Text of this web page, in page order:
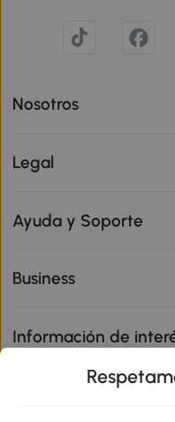
Nosotros
Legal
Ayuda y Soporte
Business
Información de